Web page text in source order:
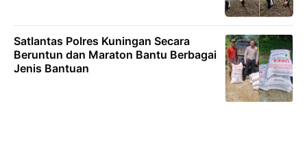
Satlantas Polres Kuningan Secara
Beruntun dan Maraton Bantu Berbagai
Jenis Bantuan